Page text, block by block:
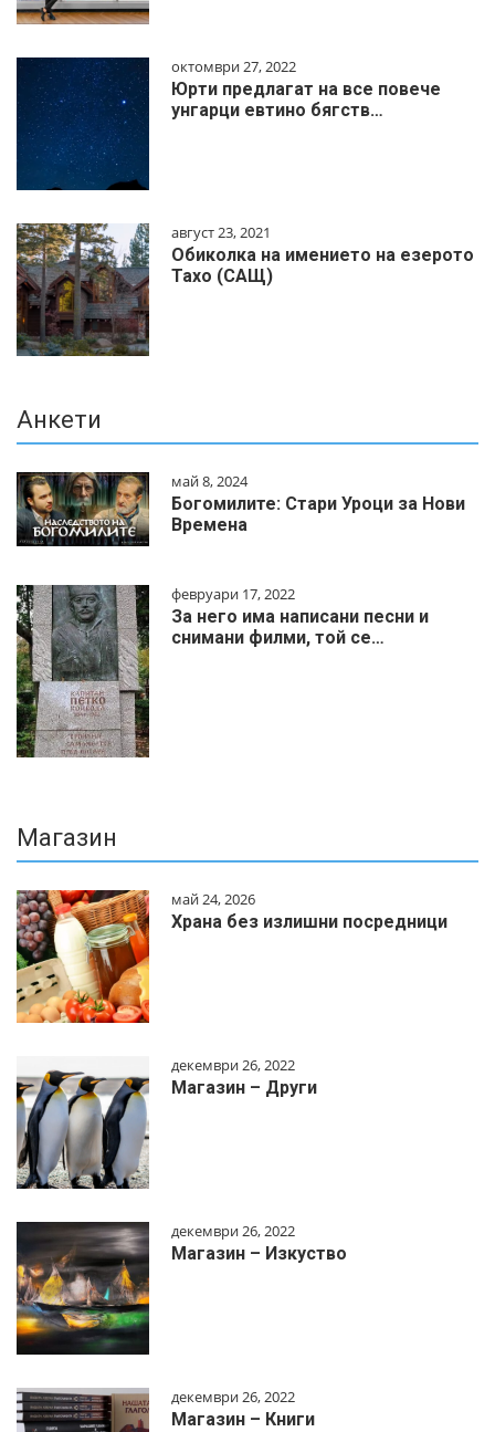
октомври 27, 2022
Юрти предлагат на все повече
унгарци евтино бягств…
август 23, 2021
Обиколка на имението на езерото
Тахо (САЩ)
Анкети
май 8, 2024
Богомилите: Стари Уроци за Нови
Времена
февруари 17, 2022
За него има написани песни и
снимани филми, той се…
Магазин
май 24, 2026
Храна без излишни посредници
декември 26, 2022
Магазин – Други
декември 26, 2022
Магазин – Изкуство
декември 26, 2022
Магазин – Книги